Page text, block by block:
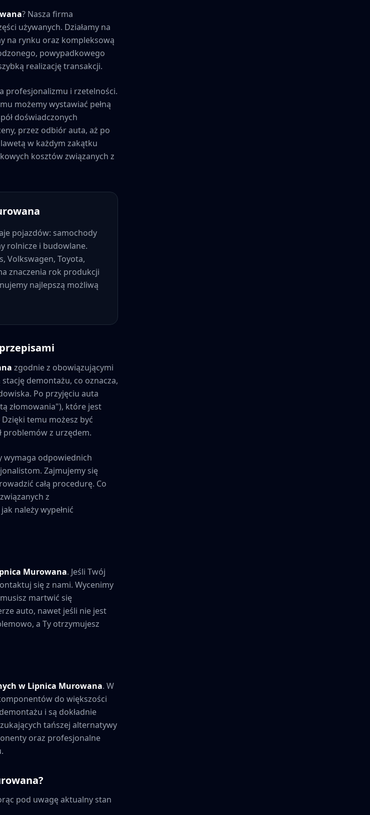
? Nasza firma
używanych. Działamy na
na rynku oraz kompleksową
powypadkowego
realizację transakcji.
profesjonalizmu i rzetelności.
możemy wystawiać pełną
doświadczonych
przez odbiór auta, aż po
w każdym zakątku
kosztów związanych z
pojazdów: samochody
rolnicze i budowlane.
Volkswagen, Toyota,
znaczenia rok produkcji
najlepszą możliwą
zgodnie z obowiązującymi
demontażu, co oznacza,
Po przyjęciu auta
złomowania"), które jest
temu możesz być
problemów z urzędem.
wymaga odpowiednich
Zajmujemy się
całą procedurę. Co
z
należy wypełnić
Murowana. Jeśli Twój
się z nami. Wycenimy
martwić się
auto, nawet jeśli nie jest
a Ty otrzymujesz
w Lipnica Murowana. W
do większości
i są dokładnie
tańszej alternatywy
oraz profesjonalne
?
pod uwagę aktualny stan